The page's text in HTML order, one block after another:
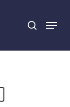
search
Menu
Close